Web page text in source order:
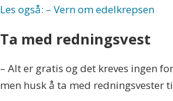
Les også: – Vern om edelkrepsen
Ta med redningsvest
– Alt er gratis og det kreves ingen
men husk å ta med redningsvester